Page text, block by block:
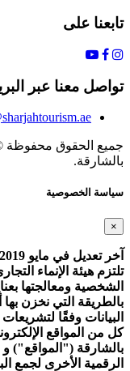
تابعنا على
تواصل معنا عبر
بالشارقة.
سياسة الخصوصية
×
آخر تعديل في مايو 2019
تلتزم هيئة الإنماء
الشخصية ومعالجتها
بالطريقة التي نخزن
البيانات وفقًا
كل من المواقع
بالشارقة ("المواقع")
الرقمية الأخرى لجمع